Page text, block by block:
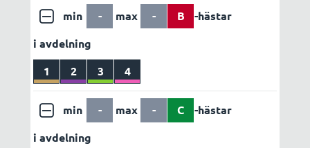
min - max - B -hästar
i avdelning
1 2 3 4
min - max - C -hästar
i avdelning